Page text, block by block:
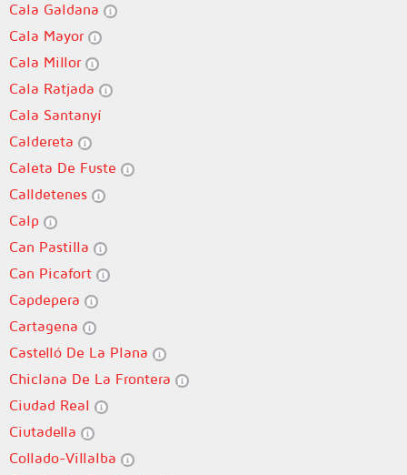
Cala Galdana
Cala Mayor
Cala Millor
Cala Ratjada
Cala Santanyí
Caldereta
Caleta De Fuste
Calldetenes
Calp
Can Pastilla
Can Picafort
Capdepera
Cartagena
Castelló De La Plana
Chiclana De La Frontera
Ciudad Real
Ciutadella
Collado-Villalba